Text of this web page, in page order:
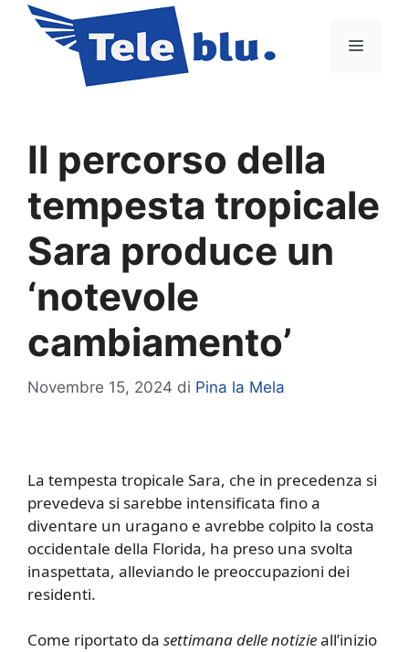
contenuto
Menu
Il percorso della
tempesta tropicale
Sara produce un
‘notevole
cambiamento’
Novembre 15, 2024 di Pina la Mela
La tempesta tropicale Sara, che in precedenza si
prevedeva si sarebbe intensificata fino a
diventare un uragano e avrebbe colpito la costa
occidentale della Florida, ha preso una svolta
inaspettata, alleviando le preoccupazioni dei
residenti.
Come riportato da settimana delle notizieall’inizio